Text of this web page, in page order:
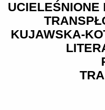
UCIELEŚNIONE
KUJAWSKA-